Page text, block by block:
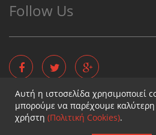
Follow Us
Copyright © - Diaititis.gr - All Rights
Αυτή η ιστοσελίδα χρησιμοποιεί
μπορούμε να παρέχουμε καλύτερη
χρήστη (Πολιτική Cookies).